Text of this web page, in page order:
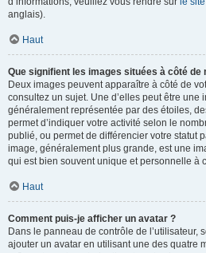
anglais).
Haut
Que signifient les images situées à côté de
Deux images peuvent apparaître à côté de
consultez un sujet. Une d’elles peut être une
généralement représentée par des étoiles,
permet d’indiquer votre activité selon le
publié, ou permet de différencier votre statut
image, généralement plus grande, est une
qui est bien souvent unique et personnelle à
Haut
Comment puis-je afficher un avatar ?
Dans le panneau de contrôle de l’utilisateur,
ajouter un avatar en utilisant une des quatre